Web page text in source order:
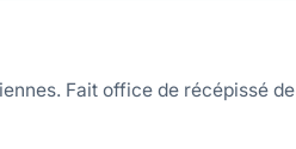
Fait office de récépissé de